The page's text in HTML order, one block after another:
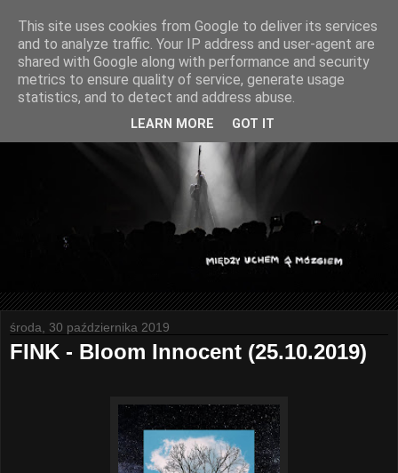
środa, 30 października 2019
FINK - Bloom Innocent (25.10.2019)
This site uses cookies from Google to deliver its services
and to analyze traffic. Your IP address and user-agent are
shared with Google along with performance and security
metrics to ensure quality of service, generate usage
statistics, and to detect and address abuse.
LEARN MORE GOT IT